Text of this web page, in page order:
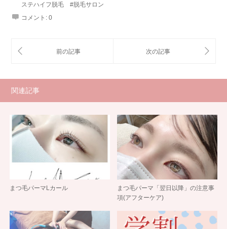
ステハイフ脱毛 #脱毛サロン
コメント: 0
関連記事
まつ毛パーマLカール
まつ毛パーマ「翌日以降」の注意事
項(アフターケア)